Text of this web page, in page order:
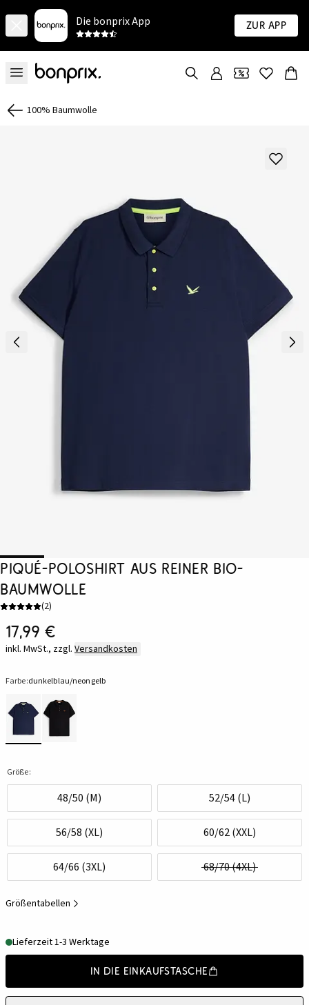
Die bonprix App Zur App
100% Baumwolle
Piqué-Poloshirt aus reiner Bio-
Baumwolle
(2)
17,99 €
inkl. MwSt., zzgl. Versandkosten
Farbe:dunkelblau/neongelb
Größe:
48/50 (M) 52/54 (L)
56/58 (XL) 60/62 (XXL)
64/66 (3XL) 68/70 (4XL)
Größentabellen
Lieferzeit 1-3 Werktage
In die Einkaufstasche